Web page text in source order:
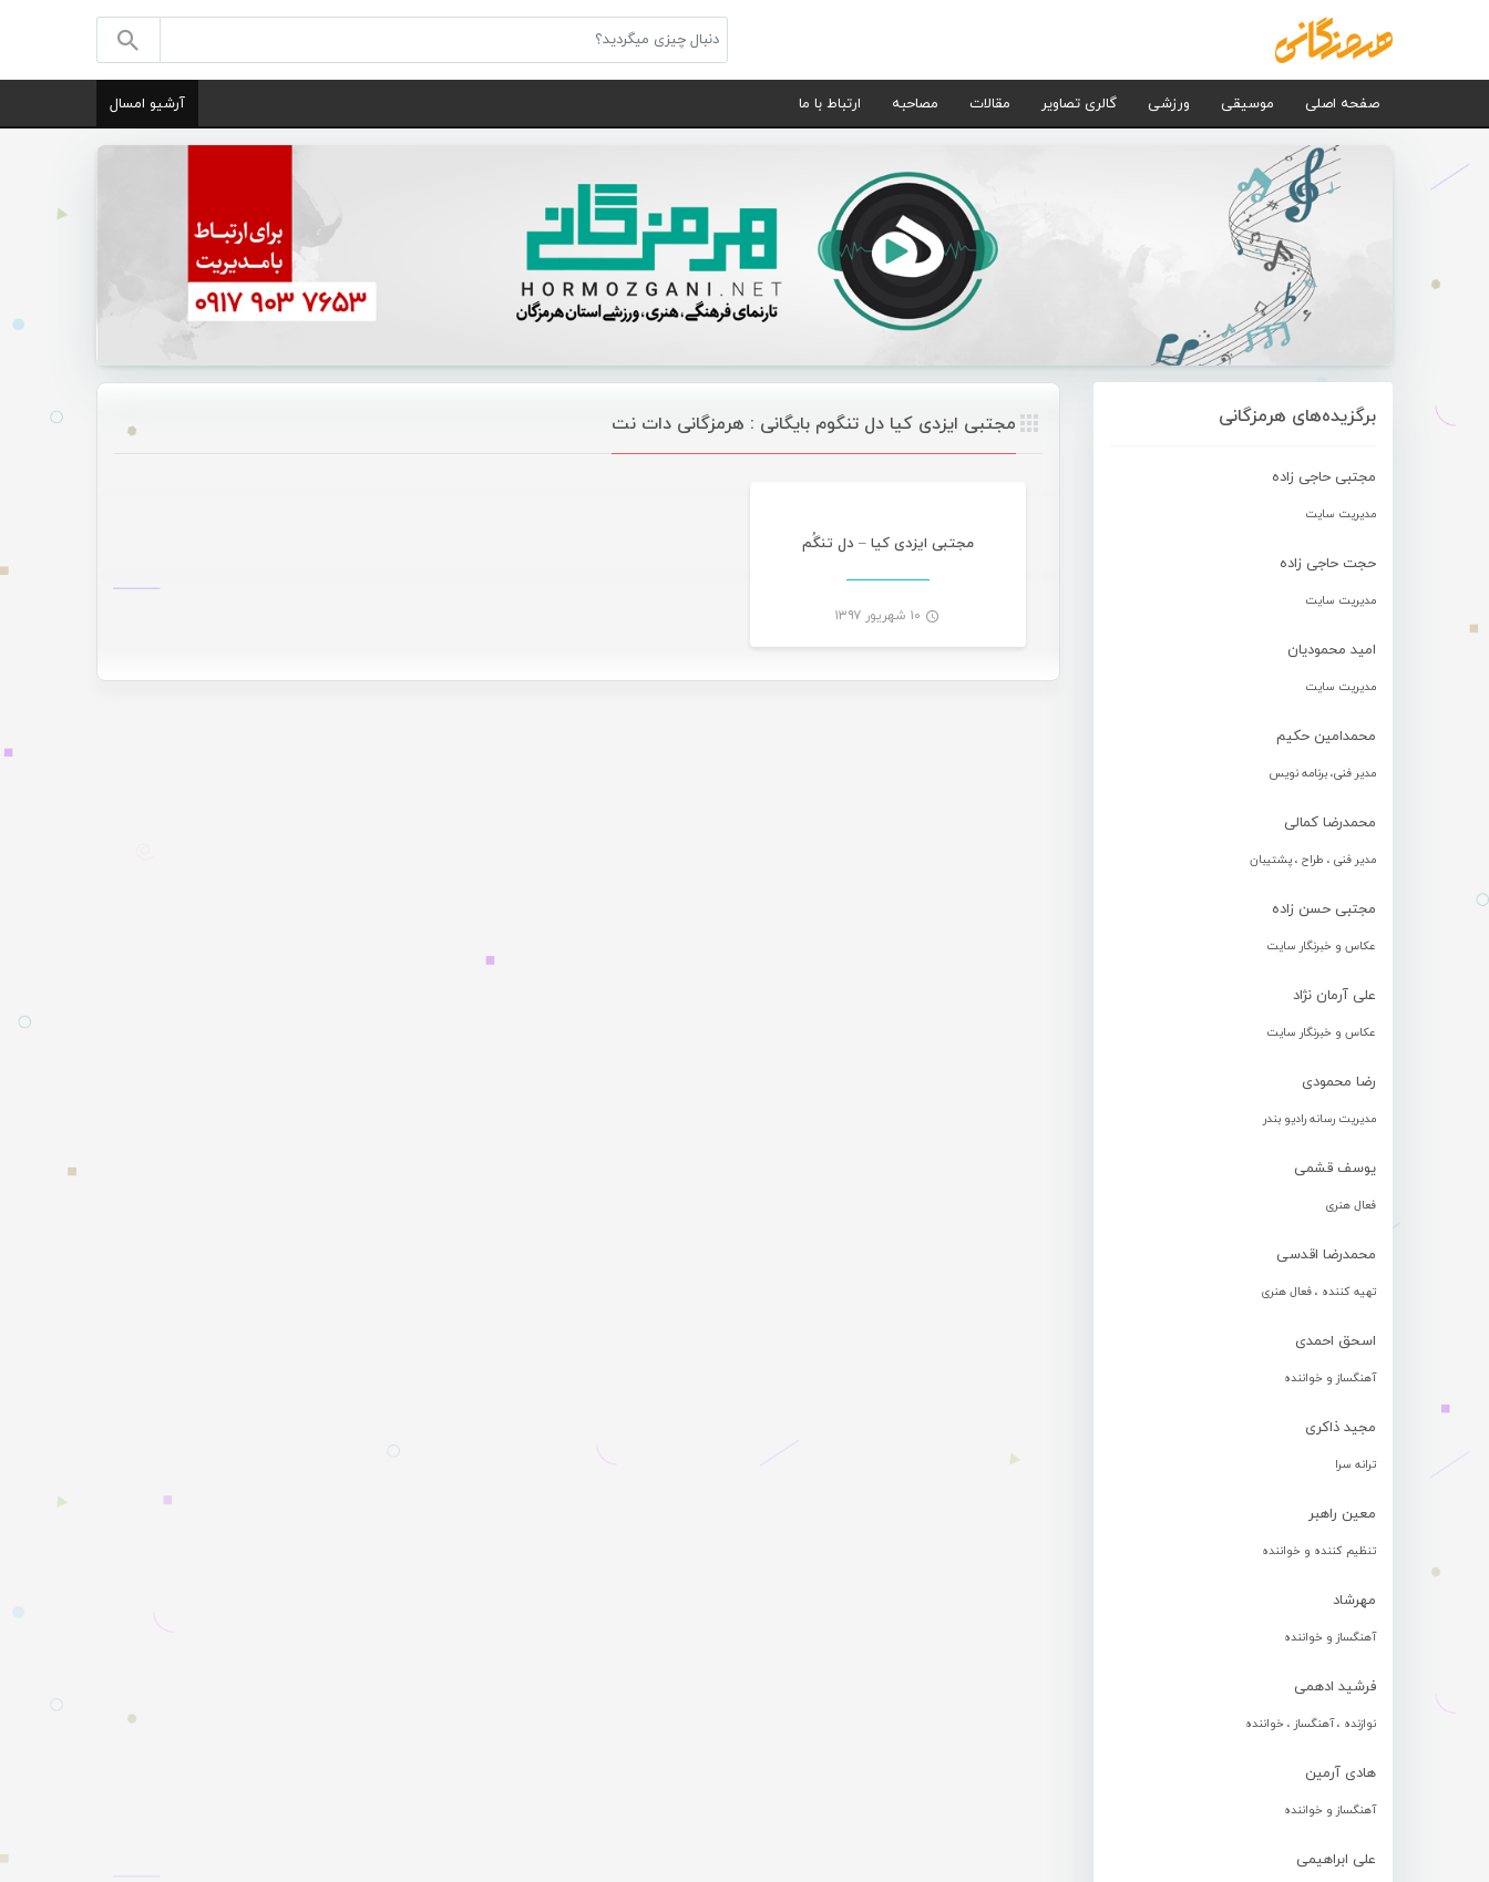
صفحه اصلی موسیقی ورزشی گالری تصاویر مقالات مصاحبه ارتباط با ما آرشیو امسال
برگزیده‌های هرمزگانی
مجتبی حاجی زاده
مدیریت سایت
حجت حاجی زاده
مدیریت سایت
امید محمودیان
مدیریت سایت
محمدامین حکیم
مدیر فنی، برنامه نویس
محمدرضا کمالی
مدیر فنی ، طراح ، پشتیبان
مجتبی حسن زاده
عکاس و خبرنگار سایت
علی آرمان نژاد
عکاس و خبرنگار سایت
رضا محمودی
مدیریت رسانه رادیو بندر
یوسف قشمی
فعال هنری
محمدرضا اقدسی
تهیه کننده ، فعال هنری
اسحق احمدی
آهنگساز و خواننده
مجید ذاکری
ترانه سرا
معین راهبر
تنظیم کننده و خواننده
مهرشاد
آهنگساز و خواننده
فرشید ادهمی
نوازنده ، آهنگساز ، خواننده
هادی آرمین
آهنگساز و خواننده
علی ابراهیمی
مجتبی ایزدی کیا دل تنگوم بایگانی : هرمزگانی دات نت
مجتبی ایزدی کیا – دل تنگُم
۱۰ شهریور ۱۳۹۷